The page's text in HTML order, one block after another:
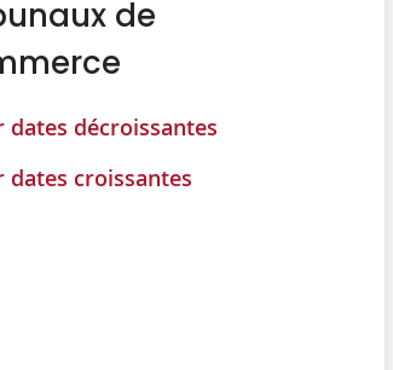
de
dates décroissantes
dates croissantes